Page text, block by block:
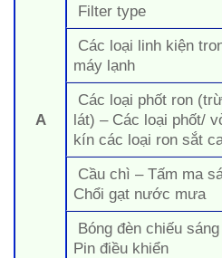
A
Filter type
Các loại linh kiện
máy lạnh
Các loại phốt ron
lát) – Các loại phốt/
kín các loại ron sắt
Cầu chì – Tấm ma
Chổi gạt nước mưa
Bóng đèn chiếu
Pin điều khiển